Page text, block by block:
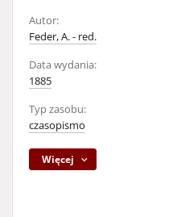
Autor:
Feder, A. - red.
Data wydania:
1885
Typ zasobu:
czasopismo
Więcej